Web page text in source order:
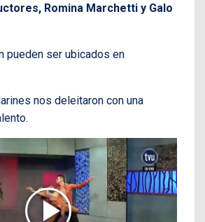
Romina Marchetti y Galo
pueden ser ubicados en
nos deleitaron con una